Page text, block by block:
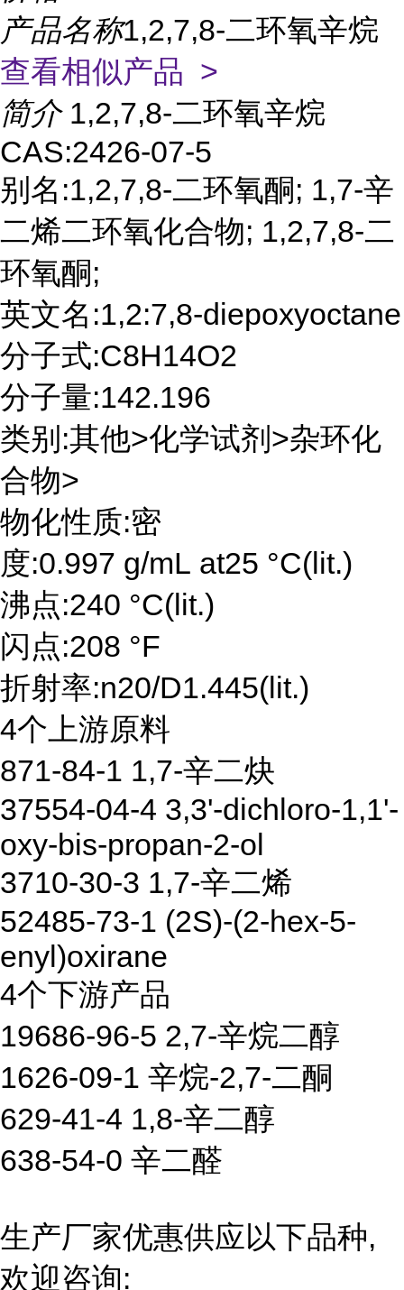
产品名称1,2,7,8-二环氧辛烷
查看相似产品 >
简介 1,2,7,8-二环氧辛烷
CAS:2426-07-5
别名:1,2,7,8-二环氧酮; 1,7-辛
二烯二环氧化合物; 1,2,7,8-二
环氧酮;
英文名:1,2:7,8-diepoxyoctane
分子式:C8H14O2
分子量:142.196
类别:其他>化学试剂>杂环化
合物>
物化性质:密
度:0.997 g/mL at25 °C(lit.)
沸点:240 °C(lit.)
闪点:208 °F
折射率:n20/D1.445(lit.)
4个上游原料
871-84-1 1,7-辛二炔
37554-04-4 3,3'-dichloro-1,1'-
oxy-bis-propan-2-ol
3710-30-3 1,7-辛二烯
52485-73-1 (2S)-(2-hex-5-
enyl)oxirane
4个下游产品
19686-96-5 2,7-辛烷二醇
1626-09-1 辛烷-2,7-二酮
629-41-4 1,8-辛二醇
638-54-0 辛二醛
生产厂家优惠供应以下品种,
欢迎咨询: